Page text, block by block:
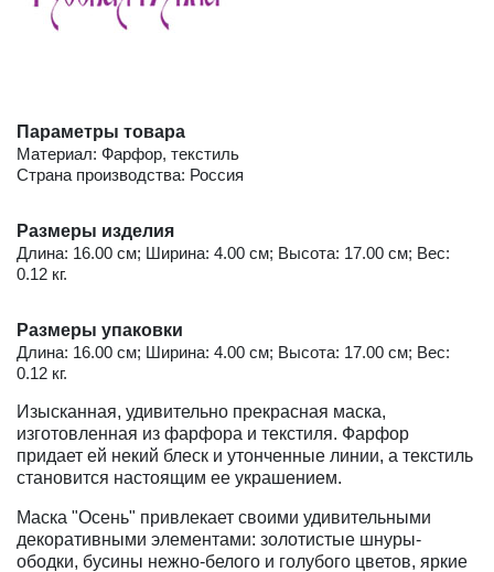
Параметры товара
Материал: Фарфор, текстиль
Страна производства: Россия
Размеры изделия
Длина: 16.00 см; Ширина: 4.00 см; Высота: 17.00 см; Вес:
0.12 кг.
Размеры упаковки
Длина: 16.00 см; Ширина: 4.00 см; Высота: 17.00 см; Вес:
0.12 кг.
Изысканная, удивительно прекрасная маска,
изготовленная из фарфора и текстиля. Фарфор
придает ей некий блеск и утонченные линии, а текстиль
становится настоящим ее украшением.
Маска "Осень" привлекает своими удивительными
декоративными элементами: золотистые шнуры-
ободки, бусины нежно-белого и голубого цветов, яркие